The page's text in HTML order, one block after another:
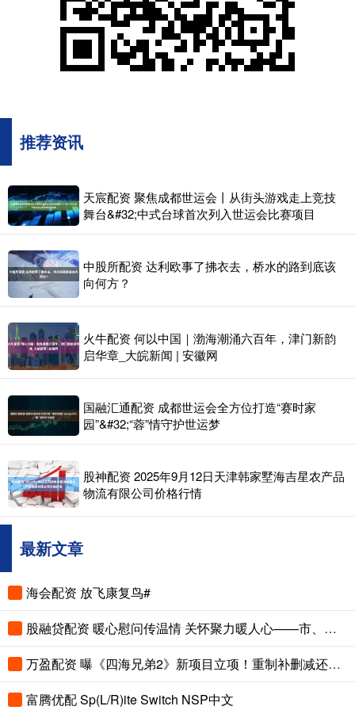
推荐资讯
天宸配资 聚焦成都世运会丨从街头游戏走上竞技
舞台&#32;中式台球首次列入世运会比赛项目
中股所配资 达利欧事了拂衣去，桥水的路到底该
向何方？
火牛配资 何以中国｜渤海潮涌六百年，津门新韵
启华章_大皖新闻 | 安徽网
国融汇通配资 成都世运会全方位打造“赛时家
园”&#32;“蓉”情守护世运梦
股神配资 2025年9月12日天津韩家墅海吉星农产品
物流有限公司价格行情
最新文章
海会配资 放飞康复鸟#
股融贷配资 暖心慰问传温情 关怀聚力暖人心——市、县总工会先后走访慰问困难职工和劳模
万盈配资 曝《四海兄弟2》新项目立项！重制补删减还是新作续传奇？
富腾优配 Sp(L/R)ite Switch NSP中文